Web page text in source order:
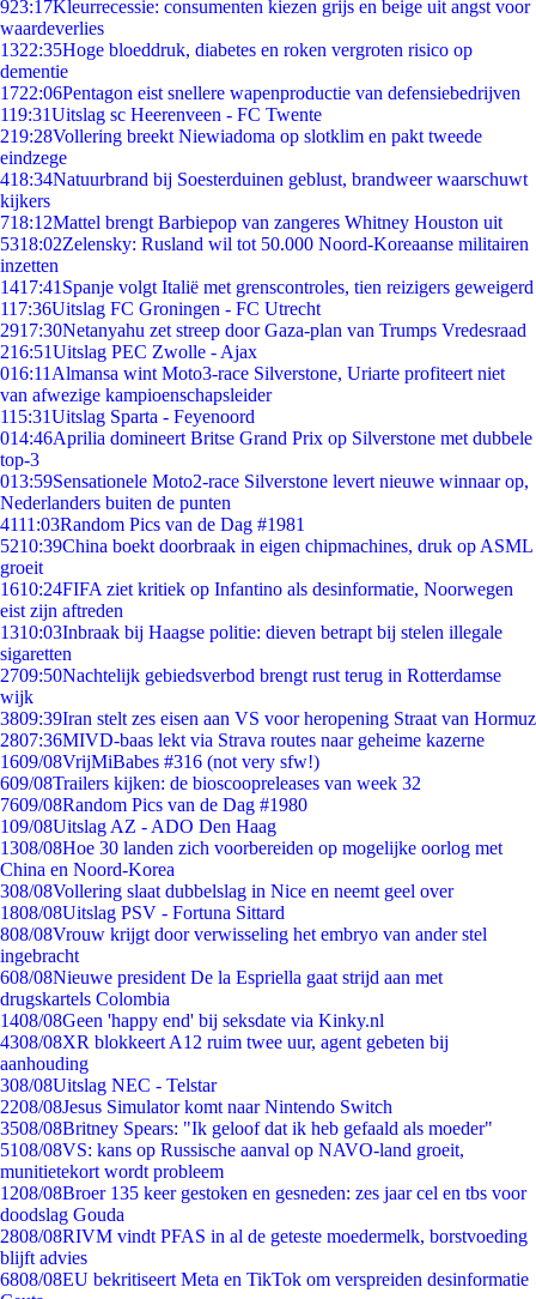
923:17Kleurrecessie: consumenten kiezen grijs en beige uit angst voor
waardeverlies
1322:35Hoge bloeddruk, diabetes en roken vergroten risico op
dementie
1722:06Pentagon eist snellere wapenproductie van defensiebedrijven
119:31Uitslag sc Heerenveen - FC Twente
219:28Vollering breekt Niewiadoma op slotklim en pakt tweede
eindzege
418:34Natuurbrand bij Soesterduinen geblust, brandweer waarschuwt
kijkers
718:12Mattel brengt Barbiepop van zangeres Whitney Houston uit
5318:02Zelensky: Rusland wil tot 50.000 Noord-Koreaanse militairen
inzetten
1417:41 Spanje volgt Italië met grenscontroles, tien reizigers geweigerd
117:36Uitslag FC Groningen - FC Utrecht
2917:30Netanyahu zet streep door Gaza-plan van Trumps Vredesraad
216:51Uitslag PEC Zwolle - Ajax
016:11 Almansa wint Moto3-race Silverstone, Uriarte profiteert niet
van afwezige kampioenschapsleider
115:31Uitslag Sparta - Feyenoord
014:46Aprilia domineert Britse Grand Prix op Silverstone met dubbele
top-3
013:59Sensationele Moto2-race Silverstone levert nieuwe winnaar op,
Nederlanders buiten de punten
4111:03Random Pics van de Dag #1981
5210:39China boekt doorbraak in eigen chipmachines, druk op ASML
groeit
1610:24FIFA ziet kritiek op Infantino als desinformatie, Noorwegen
eist zijn aftreden
1310:03Inbraak bij Haagse politie: dieven betrapt bij stelen illegale
sigaretten
2709:50Nachtelijk gebiedsverbod brengt rust terug in Rotterdamse
wijk
3809:39Iran stelt zes eisen aan VS voor heropening Straat van Hormuz
2807:36MIVD-baas lekt via Strava routes naar geheime kazerne
1609/08VrijMiBabes #316 (not very sfw!)
609/08Trailers kijken: de bioscoopreleases van week 32
7609/08Random Pics van de Dag #1980
109/08Uitslag AZ - ADO Den Haag
1308/08Hoe 30 landen zich voorbereiden op mogelijke oorlog met
China en Noord-Korea
308/08Vollering slaat dubbelslag in Nice en neemt geel over
1808/08Uitslag PSV - Fortuna Sittard
808/08Vrouw krijgt door verwisseling het embryo van ander stel
ingebracht
608/08Nieuwe president De la Espriella gaat strijd aan met
drugskartels Colombia
1408/08Geen 'happy end' bij seksdate via Kinky.nl
4308/08XR blokkeert A12 ruim twee uur, agent gebeten bij
aanhouding
308/08Uitslag NEC - Telstar
2208/08Jesus Simulator komt naar Nintendo Switch
3508/08Britney Spears: "Ik geloof dat ik heb gefaald als moeder"
5108/08VS: kans op Russische aanval op NAVO-land groeit,
munitietekort wordt probleem
1208/08Broer 135 keer gestoken en gesneden: zes jaar cel en tbs voor
doodslag Gouda
2808/08RIVM vindt PFAS in al de geteste moedermelk, borstvoeding
blijft advies
6808/08EU bekritiseert Meta en TikTok om verspreiden desinformatie